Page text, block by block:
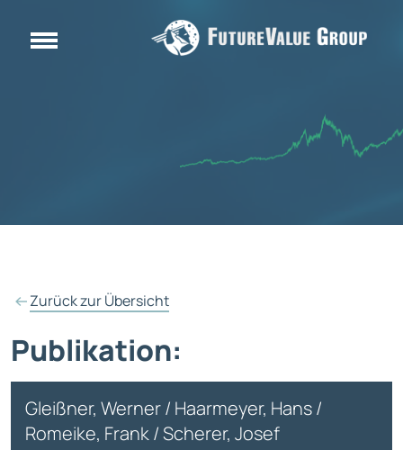
Zurück zur Übersicht
Publikation:
Gleißner, Werner / Haarmeyer, Hans /
Romeike, Frank / Scherer, Josef